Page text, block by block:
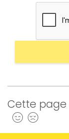
Cette
Oui